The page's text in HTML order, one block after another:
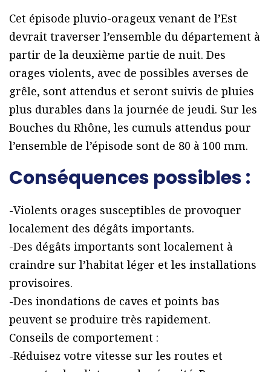
Cet épisode pluvio-orageux venant de l’Est
devrait traverser l’ensemble du département à
partir de la deuxième partie de nuit. Des
orages violents, avec de possibles averses de
grêle, sont attendus et seront suivis de pluies
plus durables dans la journée de jeudi. Sur les
Bouches du Rhône, les cumuls attendus pour
l’ensemble de l’épisode sont de 80 à 100 mm.
Conséquences possibles :
-Violents orages susceptibles de provoquer
localement des dégâts importants.
-Des dégâts importants sont localement à
craindre sur l’habitat léger et les installations
provisoires.
-Des inondations de caves et points bas
peuvent se produire très rapidement.
Conseils de comportement :
-Réduisez votre vitesse sur les routes et